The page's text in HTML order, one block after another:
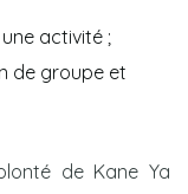
activité ;
de groupe et
de Kane Ya